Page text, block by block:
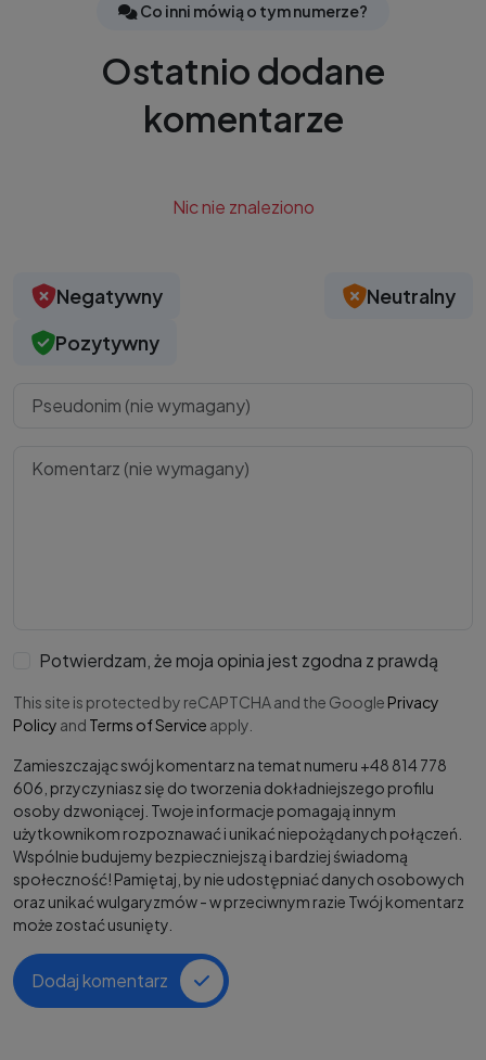
Co inni mówią o tym numerze?
Ostatnio dodane
komentarze
Nic nie znaleziono
Negatywny
Neutralny
Pozytywny
Potwierdzam, że moja opinia jest zgodna z prawdą
This site is protected by reCAPTCHA and the Google Privacy
Policy and Terms of Service apply.
Zamieszczając swój komentarz na temat numeru +48 814 778
606, przyczyniasz się do tworzenia dokładniejszego profilu
osoby dzwoniącej. Twoje informacje pomagają innym
użytkownikom rozpoznawać i unikać niepożądanych połączeń.
Wspólnie budujemy bezpieczniejszą i bardziej świadomą
społeczność! Pamiętaj, by nie udostępniać danych osobowych
oraz unikać wulgaryzmów - w przeciwnym razie Twój komentarz
może zostać usunięty.
Dodaj komentarz